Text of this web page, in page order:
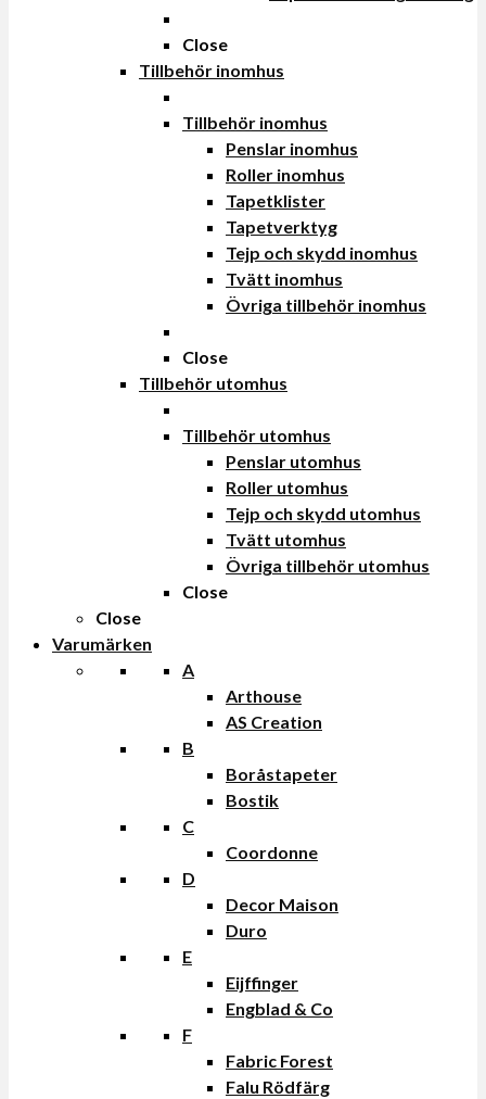
Close
Tillbehör inomhus
Tillbehör inomhus
Penslar inomhus
Roller inomhus
Tapetklister
Tapetverktyg
Tejp och skydd inomhus
Tvätt inomhus
Övriga tillbehör inomhus
Close
Tillbehör utomhus
Tillbehör utomhus
Penslar utomhus
Roller utomhus
Tejp och skydd utomhus
Tvätt utomhus
Övriga tillbehör utomhus
Close
Close
Varumärken
A
Arthouse
AS Creation
B
Boråstapeter
Bostik
C
Coordonne
D
Decor Maison
Duro
E
Eijffinger
Engblad & Co
F
Fabric Forest
Falu Rödfärg